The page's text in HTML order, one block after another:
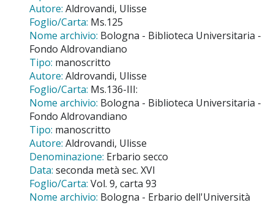
Autore: Aldrovandi, Ulisse
Foglio/Carta: Ms.125
Nome archivio: Bologna - Biblioteca Universitaria -
Fondo Aldrovandiano
Tipo: manoscritto
Autore: Aldrovandi, Ulisse
Foglio/Carta: Ms.136-III:
Nome archivio: Bologna - Biblioteca Universitaria -
Fondo Aldrovandiano
Tipo: manoscritto
Autore: Aldrovandi, Ulisse
Denominazione: Erbario secco
Data: seconda metà sec. XVI
Foglio/Carta: Vol. 9, carta 93
Nome archivio: Bologna - Erbario dell'Università